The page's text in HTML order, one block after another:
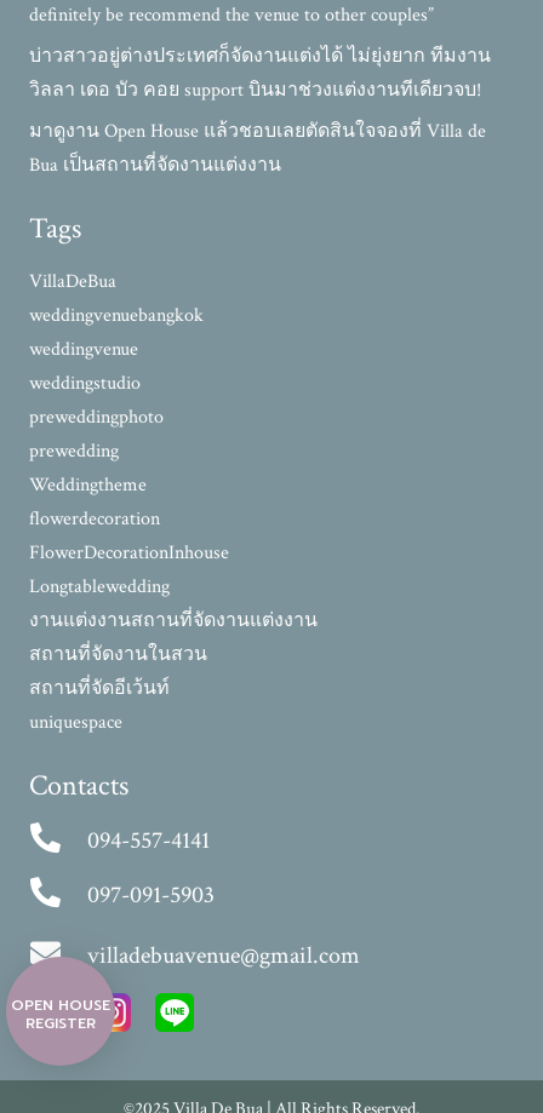
definitely be recommend the venue to other couples”
บ่าวสาวอยู่ต่างประเทศก็จัดงานแต่งได้ ไม่ยุ่งยาก ทีมงาน
วิลลา เดอ บัว คอย support บินมาช่วงแต่งงานทีเดียวจบ!
มาดูงาน Open House แล้วชอบเลยตัดสินใจจองที่ Villa de
Bua เป็นสถานที่จัดงานแต่งงาน
Tags
VillaDeBua
weddingvenuebangkok
weddingvenue
weddingstudio
preweddingphoto
prewedding
Weddingtheme
flowerdecoration
FlowerDecorationInhouse
Longtablewedding
งานแต่งงานสถานที่จัดงานแต่งงาน
สถานที่จัดงานในสวน
สถานที่จัดอีเว้นท์
uniquespace
Contacts
094-557-4141
097-091-5903
villadebuavenue@gmail.com
OPEN HOUSE
REGISTER